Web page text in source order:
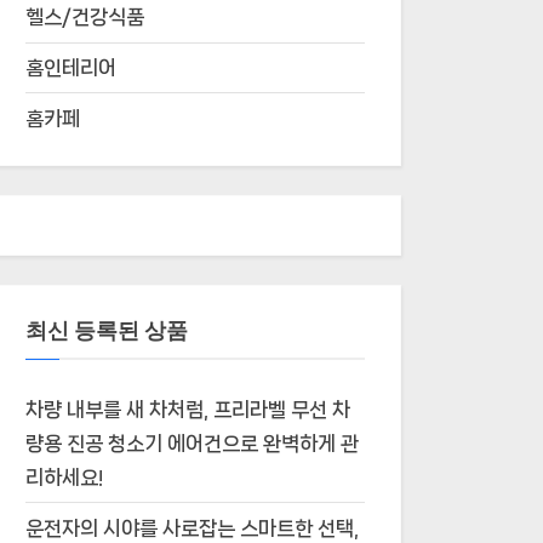
헬스/건강식품
홈인테리어
홈카페
최신 등록된 상품
차량 내부를 새 차처럼, 프리라벨 무선 차
량용 진공 청소기 에어건으로 완벽하게 관
리하세요!
운전자의 시야를 사로잡는 스마트한 선택,